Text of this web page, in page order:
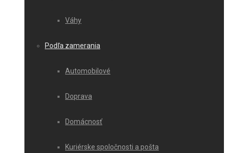
Váhy
Podľa zamerania
Automobilové
Doprava
Domácnosť
Kuriérske spoločnosti a pošta